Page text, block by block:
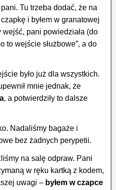
Tu trzeba dodać, że na
i byłem w granatowej
wejść, pani powiedziała (do
to wejście służbowe”, a do
było już dla wszystkich.
mnie jednak, że
, a potwierdziły to dalsze
Nadaliśmy bagaże i
bez żadnych perypetii.
na salę odpraw. Pani
w ręku kartką z kodem,
uwagi – byłem w czapce